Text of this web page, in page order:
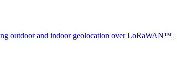
outdoor and indoor geolocation over LoRaWAN™